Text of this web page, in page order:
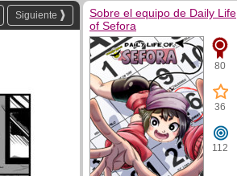
Siguiente
Sobre el equipo de Daily Life
of Sefora
80
36
112